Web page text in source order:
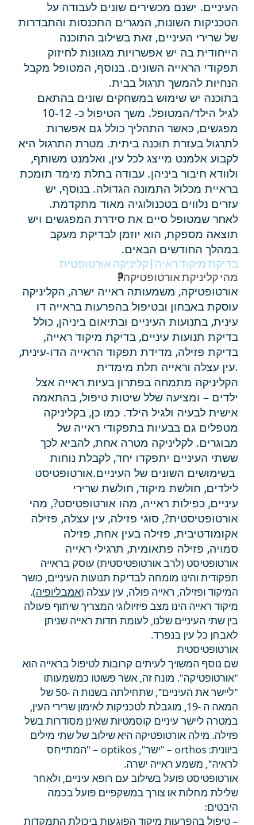
העיניים. ישנם מכשירים שונים לעבודה על
הטכניקות השונות, המגרים התכנסות והתבדרות
של שרירי העיניים, זאת בשילוב התוכנה
הייחודית בה יש אפשרויות מגוונות לחיזוק
תפקודי הראייה השונים. בנוסף, המטופל מקבל
הנחיות להמשך תרגול בבית.
בתוכנה יש שימוש במשחקים שונים בהתאם
לגיל הילד/המטופל. משך הטיפול כ- 10-12
מפגשים, כאשר התהליך כולל גם אפשרות
לתרגול בעזרת תוכנה ביתית. מטרת התרגול היא
לקבוע אלמנט מייצג לכל עין, ואלמנט משותף,
ולוודא חיבור ביניהן. עבודה בתלת מימד תומכת
בראיית מכלול התמונה הגדולה. בנוסף, יש
עזרים נלווים בטכנולוגיה מאוד מתקדמת.
לאחר שמטופל סיים את סידרת המפגשים ויש
תוצאה מספקת, הוא יוזמן לבדיקת מעקב
במהלך החודשים הבאים.
בדיקת מיקוד ראיה | קליניקה אורטופטית
מהי קליניקת אורטופטיקה?
אורטופטיקה, משמעותה ראייה ישרה, הקליניקה
עוסקת באבחון ובטיפול בהפרעות בראייה דו
עינית, בתנועות העיניים ובתיאום ביניהן, כולל
בדיקת תנועות עיניים, בדיקת מיקוד ראייה,
בדיקת פזילה, מדידת תפקוד הראייה הדו-עינית,
עין עצלה וראייה תלת מימדית.
הקליניקה מתמחה בפתרון בעיות ראייה אצל
ילדים – ומציעה שלל שיטות טיפול, בהתאמה
אישית לבעיה ולגיל הילד. כמו כן, בקליניקה
מטפלים גם בבעיות בתפקודי ראייה של
מבוגרים. לקליניקה מטרה אחת, להביא לכך
ששתי העיניים יתפקדו יחד, לקבלת נוחות
בשימושים השונים של העיניים.אורטופטיסט
לילדים, חולשת מיקוד, חולשת שרירי
עיניים, כפילות ראייה, מהו אורטופטיסט?, מהי
אורטופטיסטית?, סוגי פזילה, עין עצלה, פזילה
אקומודטיבית, פזילה בעין אחת, פזילה
סמויה, פזילה פתאומית, תרגילי ראייה
אורטופטיסט (לרב אורטופטיסטית) עוסק בראייה
תפקודית והינו מומחה לבדיקת תנועות העיניים, כושר
המיקוד ופזילה, ראייה פולה, עין עצלה (אמבליופיה).
מיקוד ראייה הינו מצב פיזיולוגי המצריך שיתוף פעולה
בין שתי העיניים שלנו, לעומת חדות ראייה שניתן
לאבחן כל עין בנפרד.
אורטופטיסטית
שם נוסף המשויך לעיתים קרובות לטיפול בראייה הוא
"אורטופטיקה". מונח זה, אשר פשוטו כמשמעותו
"ליישר את העיניים", שתחילתה בשנות ה -50 של
המאה ה -19, מוגבלת לטכניקות לאימון שרירי העין,
במטרה ליישר עיניים קוסמטיות שאינן מסודרות בשל
פזילה. מילה אורטופטיקה היא שילוב של שתי מילים
ביוונית: orthos – "ישר", optikos – "המתייחס
לראיה", משמע ראייה ישרה.
אורטופטיסט פועל בשילוב עם רופא עיניים, ולאחר
שלילת מחלות או צורך במשקפיים פועל בכמה
היבטים:
– טיפול בהפרעות מיקוד הפוגעות ביכולת התמקדות